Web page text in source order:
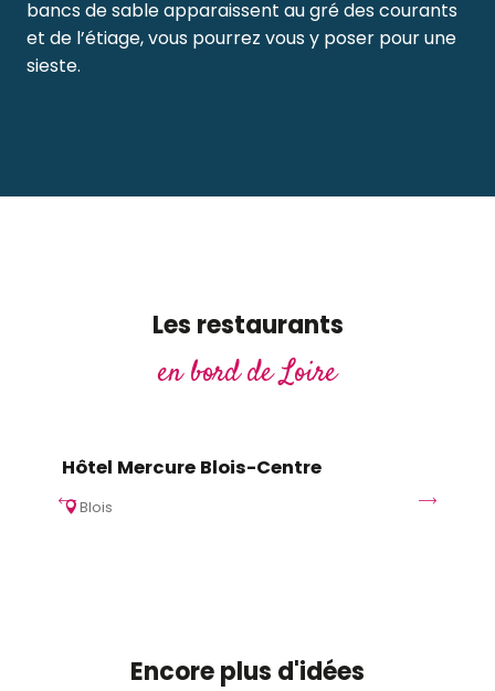
bancs de sable apparaissent au gré des courants
et de l’étiage, vous pourrez vous y poser pour une
sieste.
Les restaurants
en bord de Loire
Hôtel Mercure Blois-Centre
Blois
Encore plus d'idées